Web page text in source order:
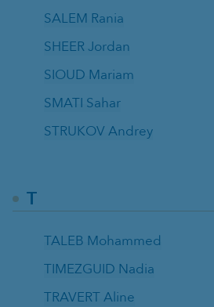
SALEM Rania
SHEER Jordan
SIOUD Mariam
SMATI Sahar
STRUKOV Andrey
T
TALEB Mohammed
TIMEZGUID Nadia
TRAVERT Aline